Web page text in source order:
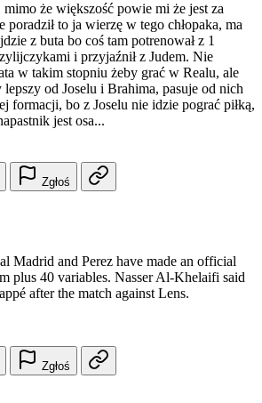
że większość powie mi że jest za
poradził to ja wierzę w tego chłopaka, ma
z buta bo coś tam potrenował z 1
i przyjaźnił z Judem. Nie
w takim stopniu żeby grać w Realu, ale
lepszy od Joselu i Brahima, pasuje od nich
formacji, bo z Joselu nie idzie pograć piłką,
jest osa...
Zgłoś
Madrid and Perez have made an official
plus 40 variables. Nasser Al-Khelaifi said
after the match against Lens.
Zgłoś